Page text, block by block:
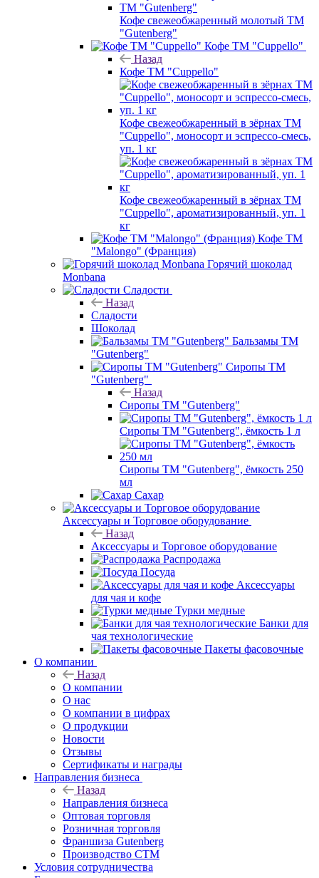
Кофе свежеобжаренный молотый ТМ
"Gutenberg"
Кофе ТМ "Cuppello"
Назад
Кофе ТМ "Cuppello"
Кофе свежеобжаренный в зёрнах ТМ
"Cuppello", моносорт и эспрессо-смесь,
уп. 1 кг
Кофе свежеобжаренный в зёрнах ТМ
"Cuppello", ароматизированный, уп. 1
кг
Кофе ТМ
"Malongo" (Франция)
Горячий шоколад
Monbana
Сладости
Назад
Сладости
Шоколад
Бальзамы ТМ
"Gutenberg"
Сиропы ТМ
"Gutenberg"
Назад
Сиропы ТМ "Gutenberg"
Сиропы ТМ "Gutenberg", ёмкость 1 л
Сиропы ТМ "Gutenberg", ёмкость 250
мл
Сахар
Аксессуары и Торговое оборудование
Назад
Аксессуары и Торговое оборудование
Распродажа
Посуда
Аксессуары
для чая и кофе
Турки медные
Банки для
чая технологические
Пакеты фасовочные
О компании
Назад
О компании
О нас
О компании в цифрах
О продукции
Новости
Отзывы
Сертификаты и награды
Направления бизнеса
Назад
Направления бизнеса
Оптовая торговля
Розничная торговля
Франшиза Gutenberg
Производство СТМ
Условия сотрудничества